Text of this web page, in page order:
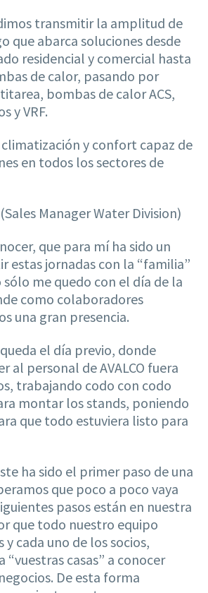
transmitir la amplitud de
que abarca soluciones desde
residencial y comercial hasta
de calor, pasando por
bombas de calor ACS,
y VRF.
y confort capaz de
en todos los sectores de
Manager Water Division)
que para mí ha sido un
estas jornadas con la “familia”
sólo me quedo con el día de la
como colaboradores
una gran presencia.
el día previo, donde
al personal de AVALCO fuera
trabajando codo con codo
montar los stands, poniendo
que todo estuviera listo para
ha sido el primer paso de una
que poco a poco vaya
pasos están en nuestra
que todo nuestro equipo
y cada uno de los socios,
“vuestras casas” a conocer
De esta forma